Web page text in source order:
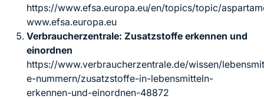
https://www.efsa.europa.eu/en/topics/topic/
www.efsa.europa.eu
Verbraucherzentrale: Zusatzstoffe erkennen und
einordnen
https://www.verbraucherzentrale.de/wissen/
e-nummern/zusatzstoffe-in-lebensmitteln-
erkennen-und-einordnen-48872